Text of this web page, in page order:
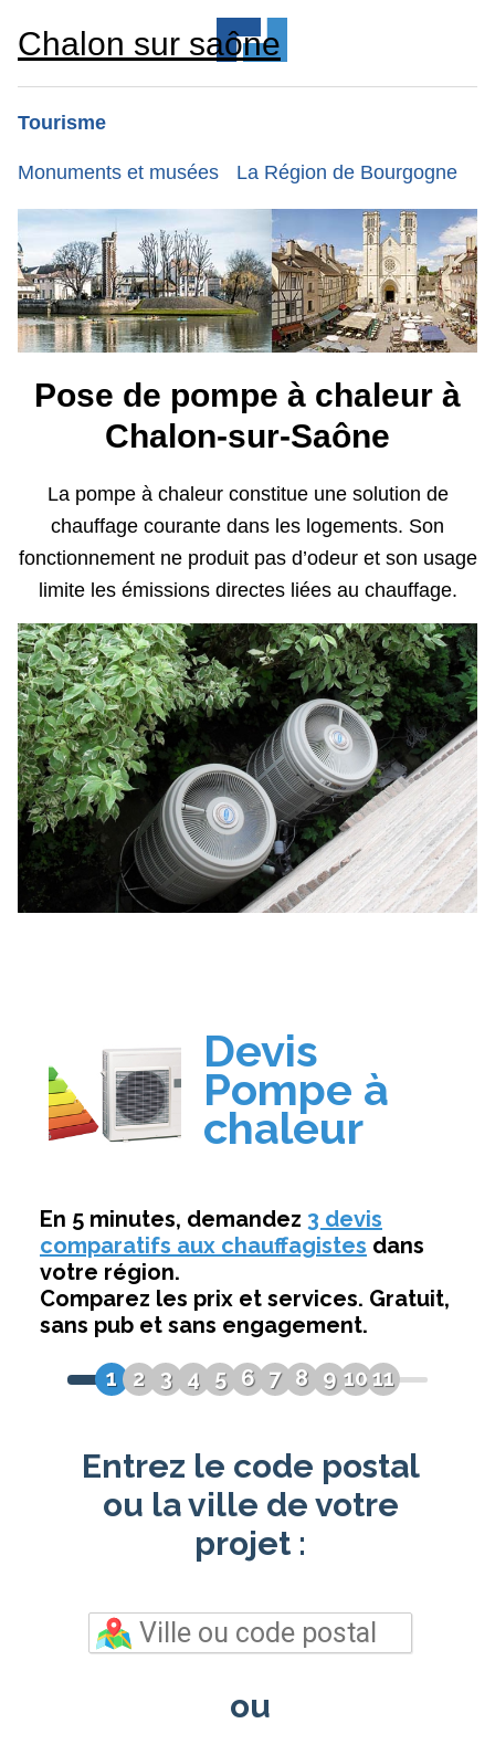
Chalon sur saône
Tourisme
Monuments et musées La Région de Bourgogne
Pose de pompe à chaleur à
Chalon-sur-Saône
La pompe à chaleur constitue une solution de
chauffage courante dans les logements. Son
fonctionnement ne produit pas d’odeur et son usage
limite les émissions directes liées au chauffage.